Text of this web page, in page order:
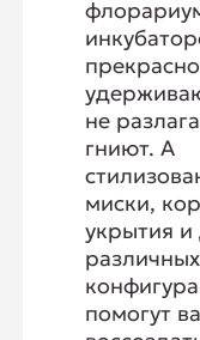
прекрасно
не
гниют. А
миски,
укрытия
различных
помогут